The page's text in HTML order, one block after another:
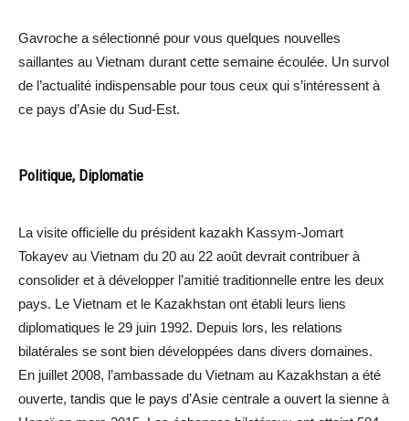
Gavroche a sélectionné pour vous quelques nouvelles
saillantes au Vietnam durant cette semaine écoulée. Un survol
de l’actualité indispensable pour tous ceux qui s’intéressent à
ce pays d’Asie du Sud-Est.
Politique, Diplomatie
La visite officielle du président kazakh Kassym-Jomart
Tokayev au Vietnam du 20 au 22 août devrait contribuer à
consolider et à développer l’amitié traditionnelle entre les deux
pays. Le Vietnam et le Kazakhstan ont établi leurs liens
diplomatiques le 29 juin 1992. Depuis lors, les relations
bilatérales se sont bien développées dans divers domaines.
En juillet 2008, l’ambassade du Vietnam au Kazakhstan a été
ouverte, tandis que le pays d’Asie centrale a ouvert la sienne à